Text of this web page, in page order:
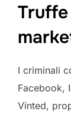
I criminali
Facebook,
Vinted,